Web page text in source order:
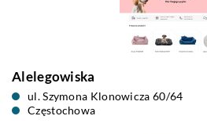
Alelegowiska
ul. Szymona Klonowicza 60/64
Częstochowa